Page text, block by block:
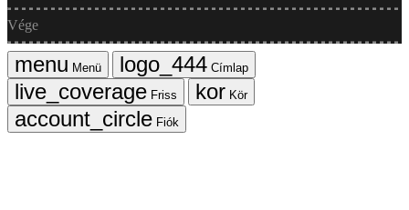
Vége
Menü
Címlap
Friss
Kör
Fiók